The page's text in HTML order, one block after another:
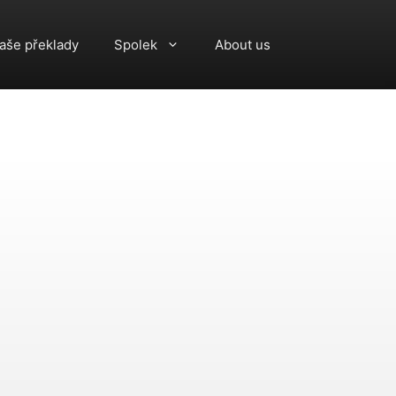
překlady Spolek About us